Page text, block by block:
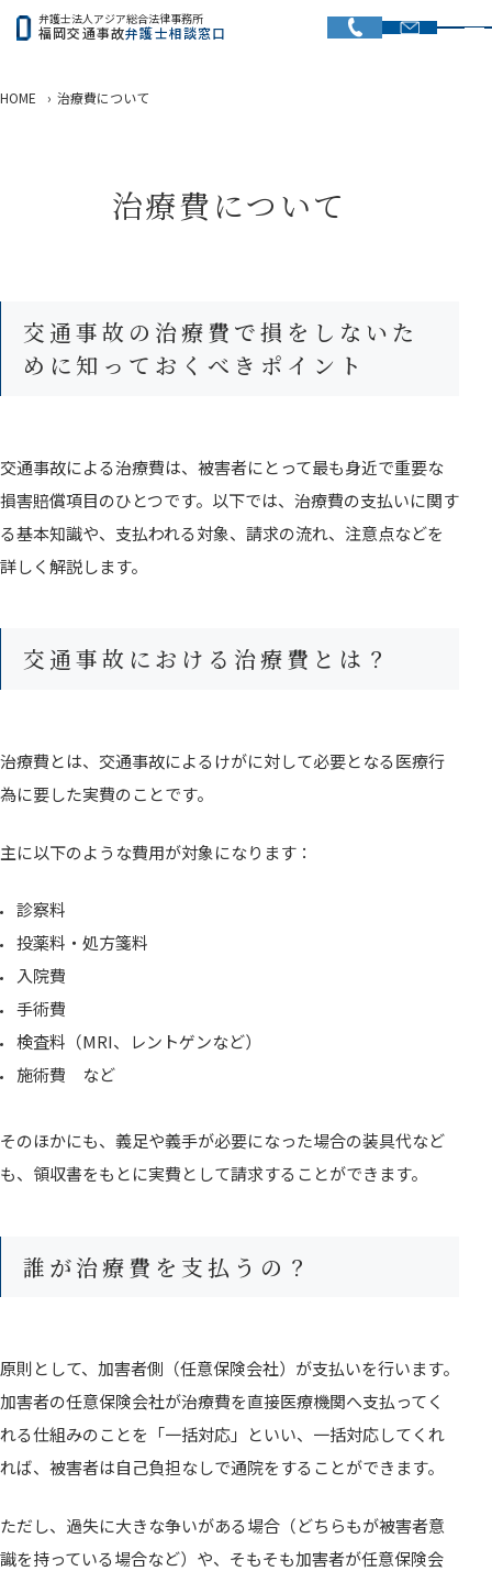
弁護士法人アジア総合法律事務所
福岡交通事故弁護士相談窓口
HOME › 治療費について
治療費について
交通事故の治療費で損をしないた
めに知っておくべきポイント
交通事故による治療費は、被害者にとって最も身近で重要な
損害賠償項目のひとつです。以下では、治療費の支払いに関す
る基本知識や、支払われる対象、請求の流れ、注意点などを
詳しく解説します。
交通事故における治療費とは？
治療費とは、交通事故によるけがに対して必要となる医療行
為に要した実費のことです。
主に以下のような費用が対象になります：
診察料
投薬料・処方箋料
入院費
手術費
検査料（MRI、レントゲンなど）
施術費 など
そのほかにも、義足や義手が必要になった場合の装具代など
も、領収書をもとに実費として請求することができます。
誰が治療費を支払うの？
原則として、加害者側（任意保険会社）が支払いを行います。
加害者の任意保険会社が治療費を直接医療機関へ支払ってく
れる仕組みのことを「一括対応」といい、一括対応してくれ
れば、被害者は自己負担なしで通院をすることができます。
ただし、過失に大きな争いがある場合（どちらもが被害者意
識を持っている場合など）や、そもそも加害者が任意保険会